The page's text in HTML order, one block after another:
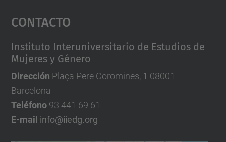
Contacto
Instituto Interuniversitario de Estudios de
Mujeres y Género
Dirección Plaça Pere Coromines, 1 08001
Barcelona
Teléfono 93 441 69 61
E-mail info@iiedg.org